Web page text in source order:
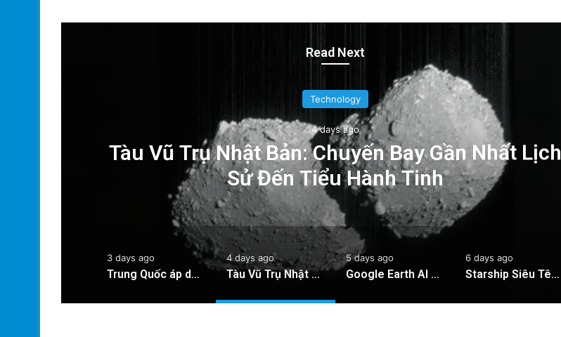
Read Next
Technology
4 days ago
Tàu Vũ Trụ Nhật Bản: Chuyến Bay Gần Nhất Lịch
Sử Đến Tiểu Hành Tinh
3 days ago
Trung Quốc áp dụng công nghệ lượng tử để ngăn chặn tình trạng mất điện diện rộng
4 days ago
Tàu Vũ Trụ Nhật Bản: Chuyến Bay Gần Nhất Lịch Sử Đến Tiểu Hành Tinh
5 days ago
Google Earth AI Bị Rút Gấp Vì Cơn Bão Deepfake
6 days ago
Starship Siêu Tên Lửa: 6 Ngày Trôi Nổi Trên Biển Sau Hạ Cánh!